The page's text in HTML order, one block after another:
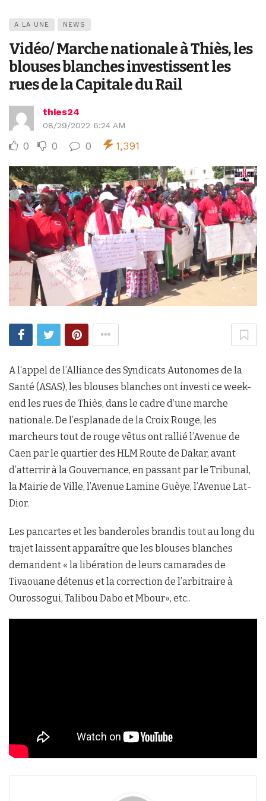
A LA UNE NEWS
Vidéo/ Marche nationale à Thiès, les
blouses blanches investissent les
rues de la Capitale du Rail
thies24
08/29/2022 6:24 AM
0 0 0 1,391
A l’appel de l’Alliance des Syndicats Autonomes de la
Santé (ASAS), les blouses blanches ont investi ce week-
end les rues de Thiès, dans le cadre d’une marche
nationale. De l’esplanade de la Croix Rouge, les
marcheurs tout de rouge vêtus ont rallié l’Avenue de
Caen par le quartier des HLM Route de Dakar, avant
d’atterrir à la Gouvernance, en passant par le Tribunal,
la Mairie de Ville, l’Avenue Lamine Guèye, l’Avenue Lat-
Dior.
Les pancartes et les banderoles brandis tout au long du
trajet laissent apparaître que les blouses blanches
demandent « la libération de leurs camarades de
Tivaouane détenus et la correction de l’arbitraire à
Ourossogui, Talibou Dabo et Mbour», etc..